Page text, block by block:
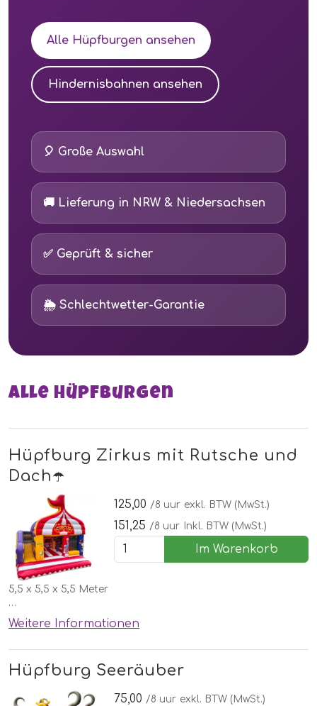
Alle Hüpfburgen ansehen
Hindernisbahnen ansehen
🎈 Große Auswahl
🚚 Lieferung in NRW & Niedersachsen
✅ Geprüft & sicher
🌦 Schlechtwetter-Garantie
Alle Hüpfburgen
Hüpfburg Zirkus mit Rutsche und
Dach☂️
125,00 /8 uur exkl. BTW (MwSt.)
151,25 /8 uur Inkl. BTW (MwSt.)
Im Warenkorb
5,5 x 5,5 x 5,5 Meter
✅Kostenlose lieferung, aufbau und abbau in Nordhorn
🌞Inklusive schönen Wettergarantie
Weitere Informationen
Hüpfburg Seeräuber
75,00 /8 uur exkl. BTW (MwSt.)